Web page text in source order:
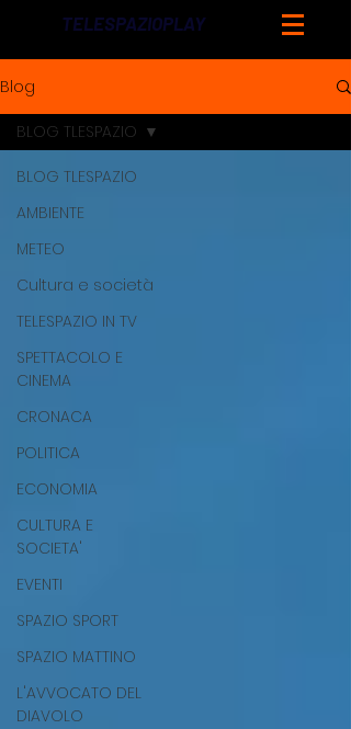
TELESPAZIOPLAY
Blog
BLOG TLESPAZIO
AMBIENTE
METEO
Cultura e società
TELESPAZIO IN TV
SPETTACOLO E
CINEMA
CRONACA
POLITICA
ECONOMIA
CULTURA E
SOCIETA'
EVENTI
SPAZIO SPORT
SPAZIO MATTINO
L'AVVOCATO DEL
DIAVOLO
BLOG TLESPAZIO